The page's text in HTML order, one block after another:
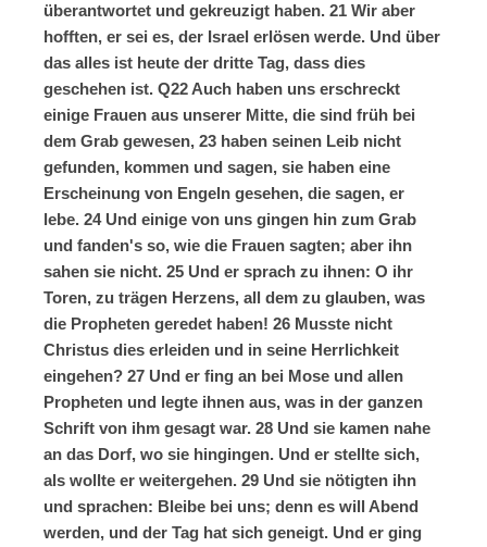
überantwortet und gekreuzigt haben. 21 Wir aber
hofften, er sei es, der Israel erlösen werde. Und über
das alles ist heute der dritte Tag, dass dies
geschehen ist. Q22 Auch haben uns erschreckt
einige Frauen aus unserer Mitte, die sind früh bei
dem Grab gewesen, 23 haben seinen Leib nicht
gefunden, kommen und sagen, sie haben eine
Erscheinung von Engeln gesehen, die sagen, er
lebe. 24 Und einige von uns gingen hin zum Grab
und fanden's so, wie die Frauen sagten; aber ihn
sahen sie nicht. 25 Und er sprach zu ihnen: O ihr
Toren, zu trägen Herzens, all dem zu glauben, was
die Propheten geredet haben! 26 Musste nicht
Christus dies erleiden und in seine Herrlichkeit
eingehen? 27 Und er fing an bei Mose und allen
Propheten und legte ihnen aus, was in der ganzen
Schrift von ihm gesagt war. 28 Und sie kamen nahe
an das Dorf, wo sie hingingen. Und er stellte sich,
als wollte er weitergehen. 29 Und sie nötigten ihn
und sprachen: Bleibe bei uns; denn es will Abend
werden, und der Tag hat sich geneigt. Und er ging